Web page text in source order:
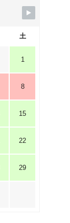
土
1
8
15
22
29